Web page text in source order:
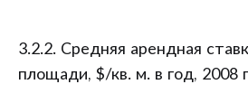
3.2.2. Средняя арендная
площади, $/кв. м. в год, 2008